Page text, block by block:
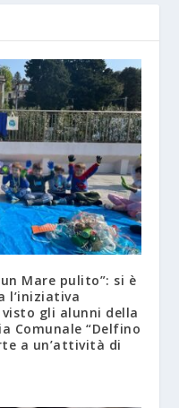
Mare pulito”: si è
l’iniziativa
gli alunni della
Comunale “Delfino
a un’attività di